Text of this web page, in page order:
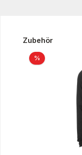
Produktgalerie
Zubehör
%Rabatt